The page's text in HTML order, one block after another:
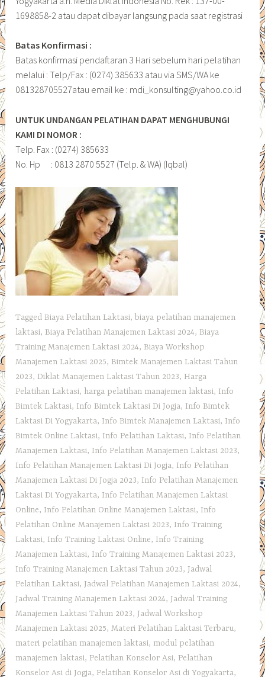
1698858-2 atau dapat dibayar langsung pada saat registrasi
Batas Konfirmasi :
Batas konfirmasi pendaftaran 3 Hari sebelum hari pelatihan
melalui : Telp/Fax : (0274) 385633 atau via SMS/WA ke
081328705527atau email ke : mdi_konsulting@yahoo.co.id
UNTUK UNDANGAN PELATIHAN DAPAT MENGHUBUNGI
KAMI DI NOMOR :
Telp. Fax : (0274) 385633
No. Hp : 0813 2870 5527 (Telp. & WA) (Iqbal)
Tagged Biaya Pelatihan Laktasi, biaya pelatihan manajemen
laktasi, Biaya Pelatihan Manajemen Laktasi 2024, Biaya
Training Manajemen Laktasi 2024, Biaya Workshop
Manajemen Laktasi 2025, Bimtek Manajemen Laktasi Tahun
2023,Diklat Manajemen Laktasi Tahun 2023, Harga
Pelatihan Laktasi, harga pelatihan manajemen laktasi, Info
Bimtek Laktasi, Info Bimtek Laktasi Di Jogja, Info Bimtek
Laktasi Di Yogyakarta, Info Bimtek Manajemen Laktasi, Info
Bimtek Online Laktasi, Info Pelatihan Laktasi, Info Pelatihan
Manajemen Laktasi, Info Pelatihan Manajemen Laktasi 2023,
Info Pelatihan Manajemen Laktasi Di Jogja, Info Pelatihan
Manajemen Laktasi Di Jogja 2023, Info Pelatihan Manajemen
Laktasi Di Yogyakarta, Info Pelatihan Manajemen Laktasi
Online, Info Pelatihan Online Manajemen Laktasi, Info
Pelatihan Online Manajemen Laktasi 2023, Info Training
Laktasi, Info Training Laktasi Online, Info Training
Manajemen Laktasi, Info Training Manajemen Laktasi 2023,
Info Training Manajemen Laktasi Tahun 2023, Jadwal
Pelatihan Laktasi, Jadwal Pelatihan Manajemen Laktasi 2024,
Jadwal Training Manajemen Laktasi 2024, Jadwal Training
Manajemen Laktasi Tahun 2023, Jadwal Workshop
Manajemen Laktasi 2025,Materi Pelatihan Laktasi Terbaru,
materi pelatihan manajemen laktasi, modul pelatihan
manajemen laktasi, Pelatihan Konselor Asi, Pelatihan
Konselor Asi di Jogja, Pelatihan Konselor Asi di Yogyakarta,